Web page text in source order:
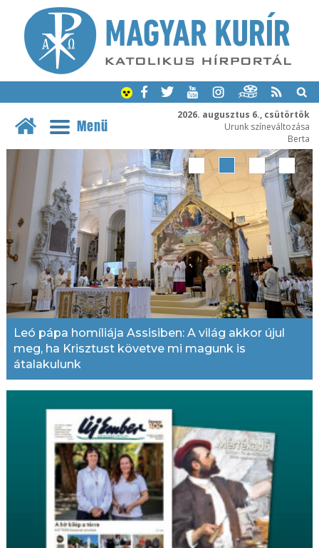
2026. augusztus 6., csütörtök
Urunk színeváltozása
Berta
Menü
Leó pápa homíliája Assisiben: A világ akkor újul
meg, ha Krisztust követve mi magunk is
átalakulunk